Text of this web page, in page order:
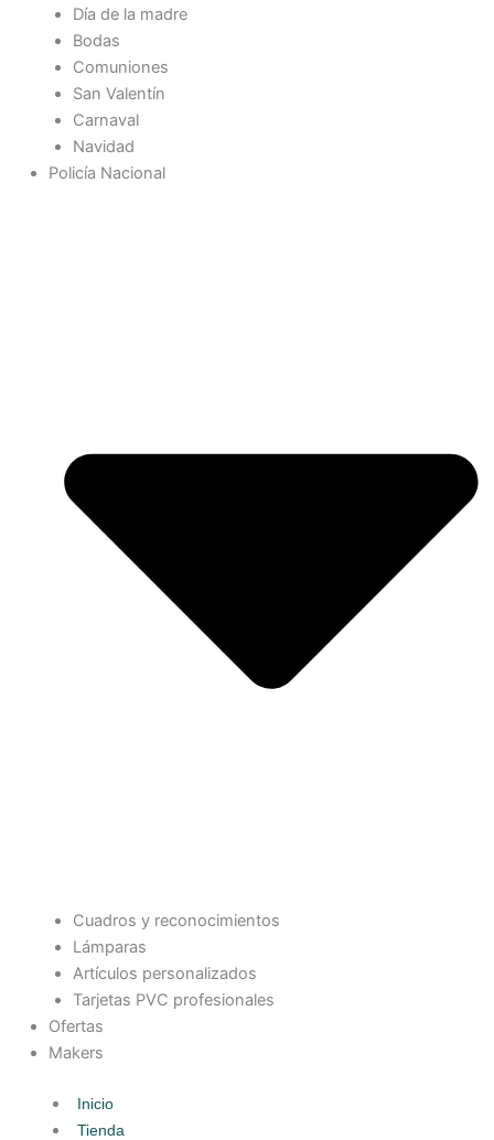
Día de la madre
Bodas
Comuniones
San Valentín
Carnaval
Navidad
Policía Nacional
Cuadros y reconocimientos
Lámparas
Artículos personalizados
Tarjetas PVC profesionales
Ofertas
Makers
Inicio
Tienda